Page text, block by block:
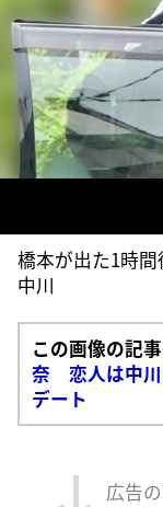
橋本が出た1時
中川
この画像の記
奈 恋人は中川
デート
広告